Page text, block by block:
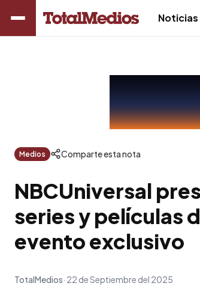
Noticias
Medios Comparte esta nota
NBCUniversal
series y películas
evento exclusivo
TotalMedios 22 de Septiembre del 2025